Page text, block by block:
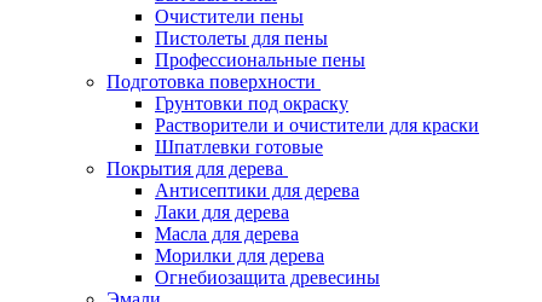
Очистители пены
Пистолеты для пены
Профессиональные пены
Подготовка поверхности
Грунтовки под окраску
Растворители и очистители для краски
Шпатлевки готовые
Покрытия для дерева
Антисептики для дерева
Лаки для дерева
Масла для дерева
Морилки для дерева
Огнебиозащита древесины